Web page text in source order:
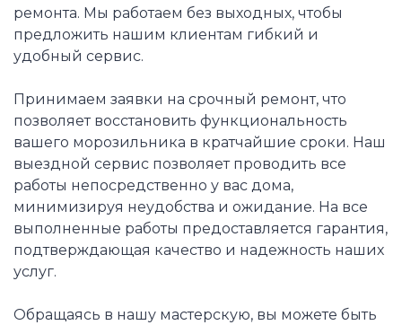
ремонта. Мы работаем без выходных, чтобы
предложить нашим клиентам гибкий и
удобный сервис.
Принимаем заявки на срочный ремонт, что
позволяет восстановить функциональность
вашего морозильника в кратчайшие сроки. Наш
выездной сервис позволяет проводить все
работы непосредственно у вас дома,
минимизируя неудобства и ожидание. На все
выполненные работы предоставляется гарантия,
подтверждающая качество и надежность наших
услуг.
Обращаясь в нашу мастерскую, вы можете быть